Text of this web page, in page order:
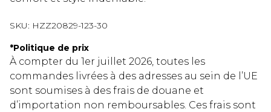
SKU: HZZ20829-123-30
*Politique de prix
À compter du 1er juillet 2026, toutes les
commandes livrées à des adresses au sein de l’UE
sont soumises à des frais de douane et
d’importation non remboursables. Ces frais sont